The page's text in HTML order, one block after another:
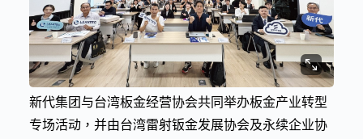
新代集团与台湾板金经营协会共同举办板金产业转型
专场活动，并由台湾雷射钣金发展协会及永续企业协